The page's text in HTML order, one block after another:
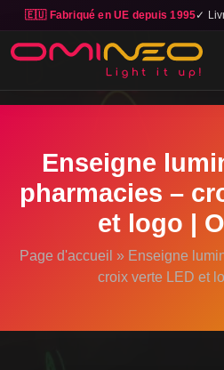
🇪🇺 Fabriqué en UE depuis 1995✓
Skip to main content
Enseigne
pharmacies –
et logo |
Page d'accueil » Enseigne
croix verte LED et